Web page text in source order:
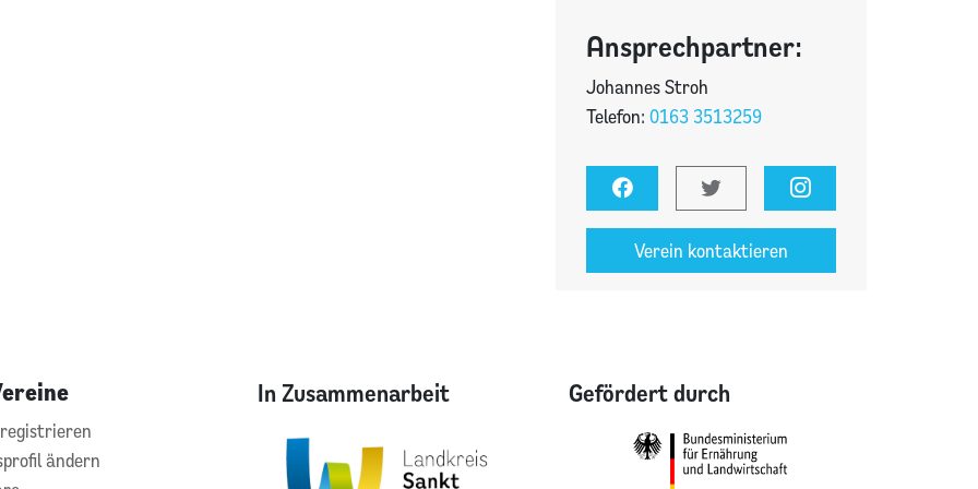
Ansprechpartner:
Johannes Stroh
Telefon: 0163 3513259
Verein kontaktieren
ändern
In Zusammenarbeit Gefördert durch